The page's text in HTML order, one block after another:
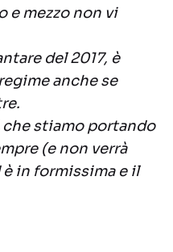
e mezzo non vi
del 2017, è
anche se
stiamo portando
(e non verrà
in formissima e il